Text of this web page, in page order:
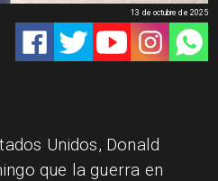
13 de octubre de 2025
Unidos, Donald
que la guerra en